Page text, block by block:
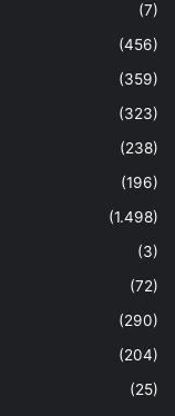
(7)
(456)
(359)
(323)
(238)
(196)
(1.498)
(3)
(72)
(290)
(204)
(25)